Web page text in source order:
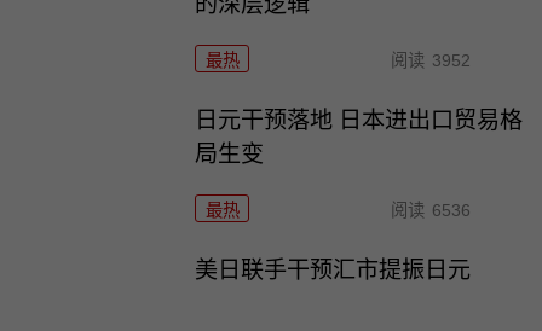
最热 阅读 3952
日元干预落地 日本进出口贸易格
局生变
最热 阅读 6536
美日联手干预汇市提振日元